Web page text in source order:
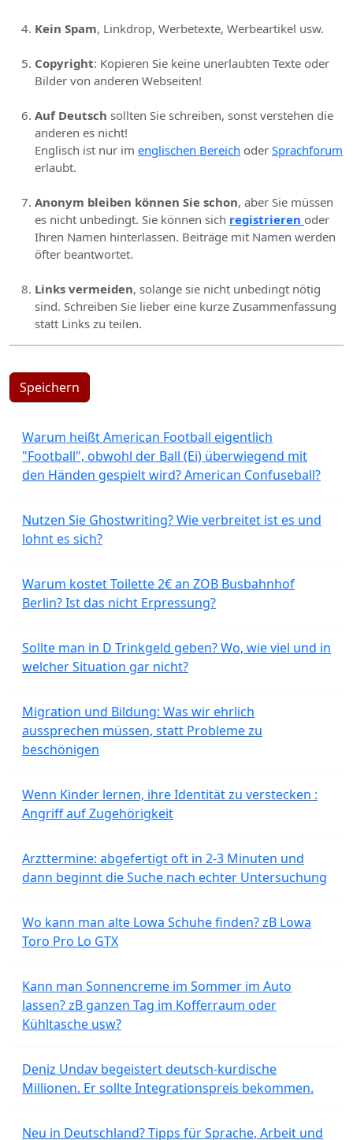
Kein Spam, Linkdrop, Werbetexte, Werbeartikel usw.
Copyright: Kopieren Sie keine unerlaubten Texte oder
Bilder von anderen Webseiten!
Auf Deutsch sollten Sie schreiben, sonst verstehen die
anderen es nicht!
Englisch ist nur im englischen Bereich oder Sprachforum
erlaubt.
Anonym bleiben können Sie schon, aber Sie müssen
es nicht unbedingt. Sie können sich registrieren oder
Ihren Namen hinterlassen. Beiträge mit Namen werden
öfter beantwortet.
Links vermeiden, solange sie nicht unbedingt nötig
sind. Schreiben Sie lieber eine kurze Zusammenfassung
statt Links zu teilen.
Speichern
Warum heißt American Football eigentlich
"Football", obwohl der Ball (Ei) überwiegend mit
den Händen gespielt wird? American Confuseball?
Nutzen Sie Ghostwriting? Wie verbreitet ist es und
lohnt es sich?
Warum kostet Toilette 2€ an ZOB Busbahnhof
Berlin? Ist das nicht Erpressung?
Sollte man in D Trinkgeld geben? Wo, wie viel und in
welcher Situation gar nicht?
Migration und Bildung: Was wir ehrlich
aussprechen müssen, statt Probleme zu
beschönigen
Wenn Kinder lernen, ihre Identität zu verstecken :
Angriff auf Zugehörigkeit
Arzttermine: abgefertigt oft in 2-3 Minuten und
dann beginnt die Suche nach echter Untersuchung
Wo kann man alte Lowa Schuhe finden? zB Lowa
Toro Pro Lo GTX
Kann man Sonnencreme im Sommer im Auto
lassen? zB ganzen Tag im Kofferraum oder
Kühltasche usw?
Deniz Undav begeistert deutsch-kurdische
Millionen. Er sollte Integrationspreis bekommen.
Neu in Deutschland? Tipps für Sprache, Arbeit und